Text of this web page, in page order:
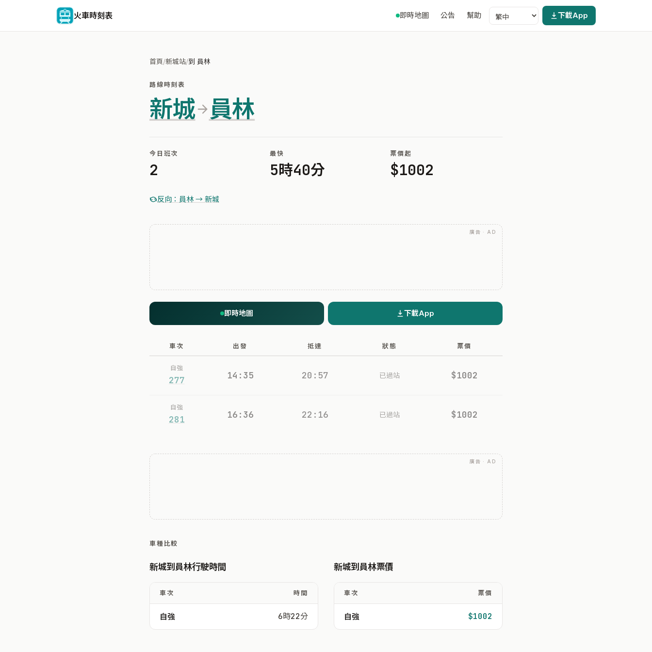
火車時刻表 即時地圖 公告 幫助 下載App
首頁/新城站/到 員林
路線時刻表
新城 員林
今日班次
2
最快
5時40分
票價起
$1002
反向：員林 → 新城
廣告 · AD
即時地圖 下載App
車次 出發 抵達 狀態 票價
自強
277 14:35 20:57 已過站 $1002
自強
281 16:36 22:16 已過站 $1002
廣告 · AD
車種比較
新城到員林行駛時間
車次 時間
自強 6時22分
新城到員林票價
車次 票價
自強 $1002